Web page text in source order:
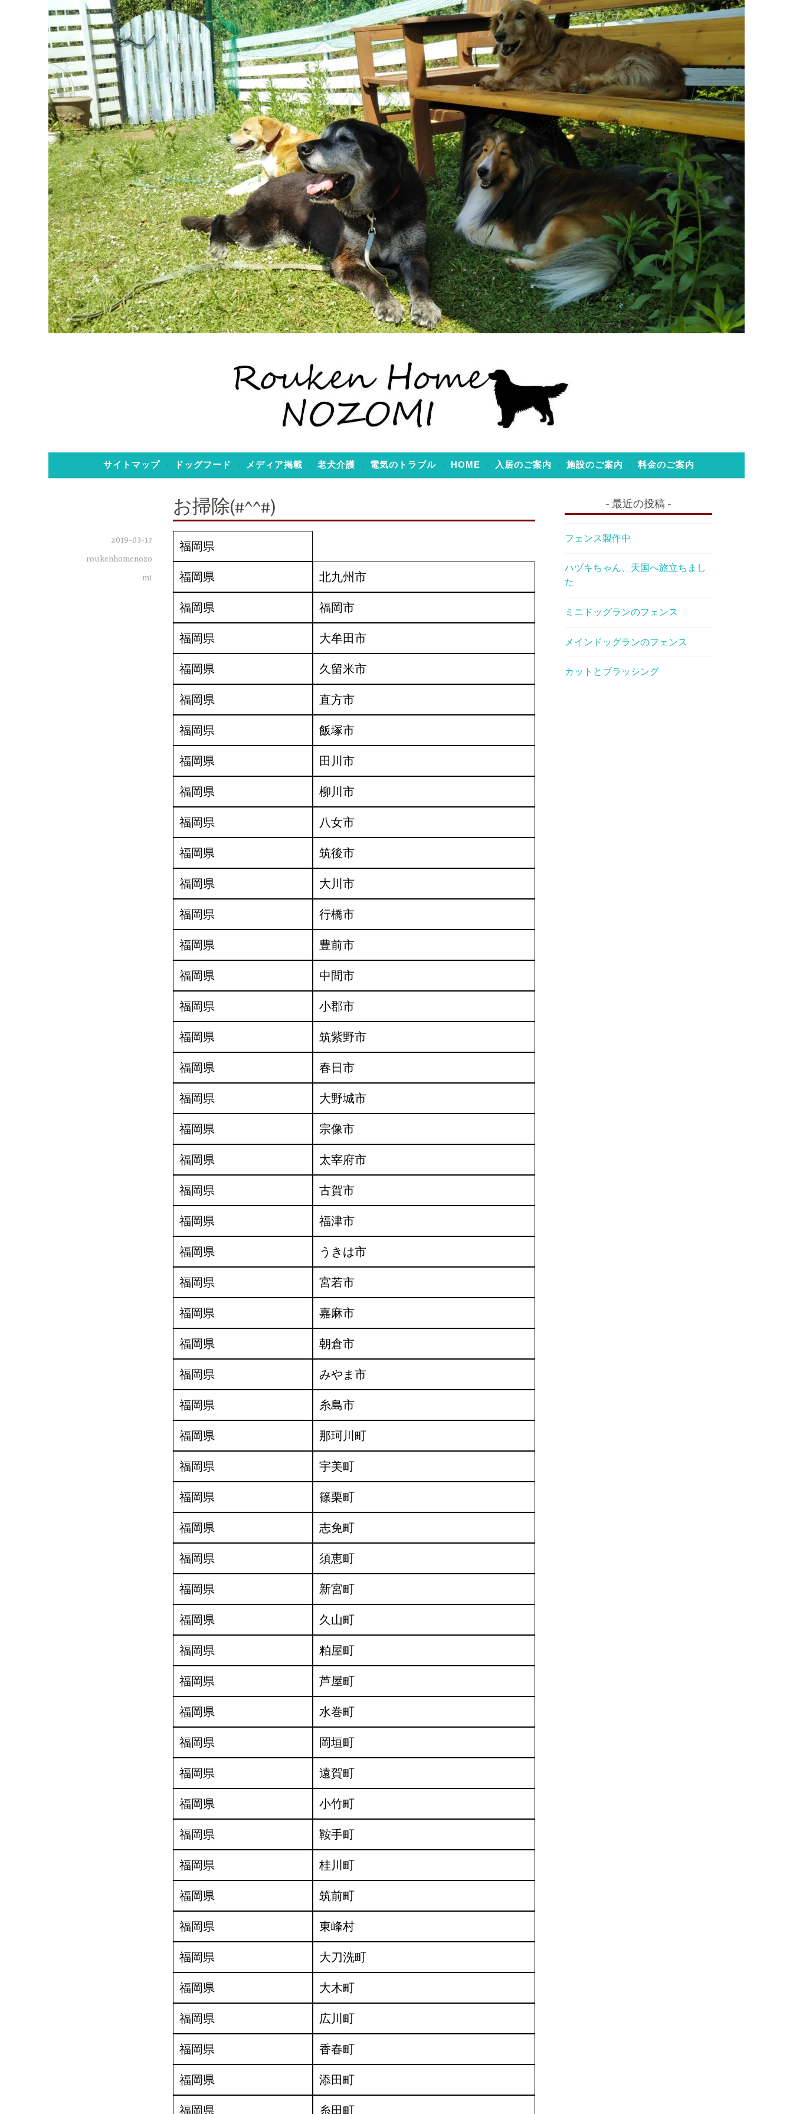
ン
ン
へ
ス
キ
ッ
プ
老犬ホーム のぞみ
サイトマップ ドッグフード メディア掲載 老犬介護 電気のトラブル HOME 入居のご案内 施設のご案内 料金のご案内
お掃除(#^^#)
2019-03-17
roukenhomenozo
mi
福岡県
福岡県 北九州市
福岡県 福岡市
福岡県 大牟田市
福岡県 久留米市
福岡県 直方市
福岡県 飯塚市
福岡県 田川市
福岡県 柳川市
福岡県 八女市
福岡県 筑後市
福岡県 大川市
福岡県 行橋市
福岡県 豊前市
福岡県 中間市
福岡県 小郡市
福岡県 筑紫野市
福岡県 春日市
福岡県 大野城市
福岡県 宗像市
福岡県 太宰府市
福岡県 古賀市
福岡県 福津市
福岡県 うきは市
福岡県 宮若市
福岡県 嘉麻市
福岡県 朝倉市
福岡県 みやま市
福岡県 糸島市
福岡県 那珂川町
福岡県 宇美町
福岡県 篠栗町
福岡県 志免町
福岡県 須恵町
福岡県 新宮町
福岡県 久山町
福岡県 粕屋町
福岡県 芦屋町
福岡県 水巻町
福岡県 岡垣町
福岡県 遠賀町
福岡県 小竹町
福岡県 鞍手町
福岡県 桂川町
福岡県 筑前町
福岡県 東峰村
福岡県 大刀洗町
福岡県 大木町
福岡県 広川町
福岡県 香春町
福岡県 添田町
福岡県 糸田町
最近の投稿
フェンス製作中
ハヅキちゃん、天国へ旅立ちまし
た
ミニドッグランのフェンス
メインドッグランのフェンス
カットとブラッシング